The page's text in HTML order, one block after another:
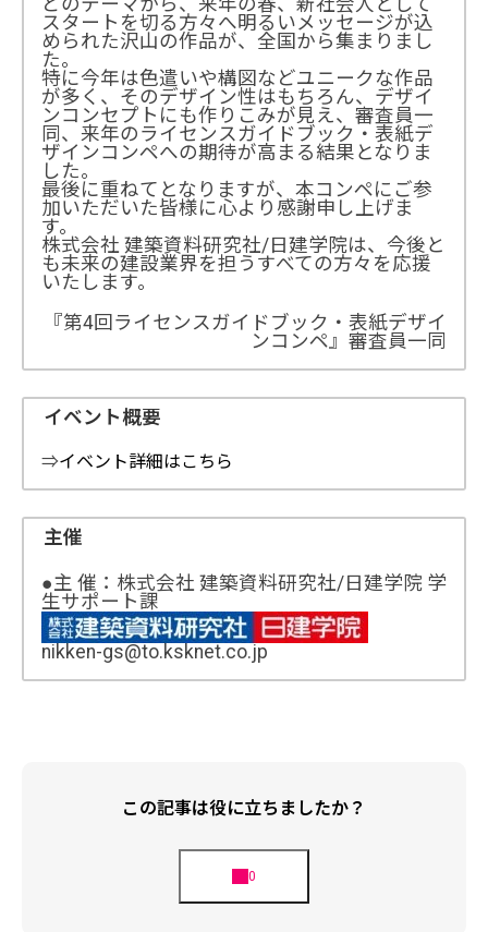
スタートを切る方々へ明るいメッセージが込
められた沢山の作品が、全国から集まりまし
た。
特に今年は色遣いや構図などユニークな作品
が多く、そのデザイン性はもちろん、デザイ
ンコンセプトにも作りこみが見え、審査員一
同、来年のライセンスガイドブック・表紙デ
ザインコンペへの期待が高まる結果となりま
した。
最後に重ねてとなりますが、本コンペにご参
加いただいた皆様に心より感謝申し上げま
す。
株式会社 建築資料研究社/日建学院は、今後と
も未来の建設業界を担うすべての方々を応援
いたします。
『第4回ライセンスガイドブック・表紙デザイ
ンコンペ』審査員一同
イベント概要
⇒イベント詳細はこちら
主催
●主 催：株式会社 建築資料研究社/日建学院 学
生サポート課
nikken-gs@to.ksknet.co.jp
この記事は役に立ちましたか？